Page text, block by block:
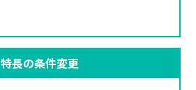
特長の条件変更